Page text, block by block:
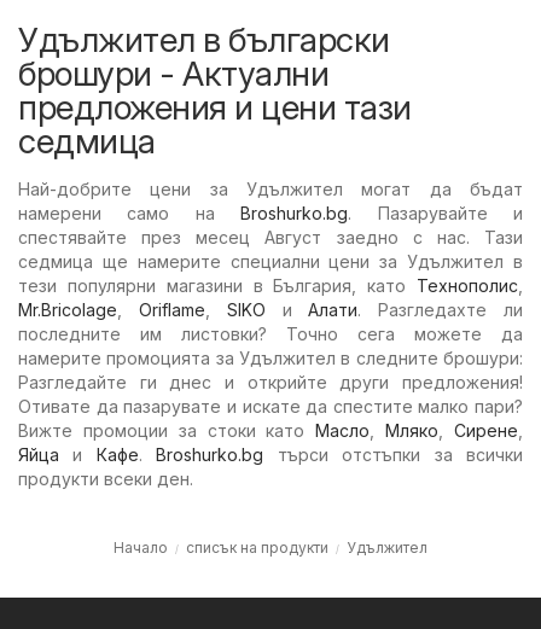
Удължител в български
брошури - Актуални
предложения и цени тази
седмица
Най-добрите цени за Удължител могат да бъдат
намерени само наBroshurko.bg. Пазарувайте и
спестявайте през месец Август заедно с нас. Тази
седмица ще намерите специални цени за Удължител в
тези популярни магазини в България, като Технополис
Mr.Bricolage
Oriflame SIKO иАлати. Разгледахте ли
последните им листовки? Точно сега можете да
намерите промоцията за Удължител в следните брошури:
Разгледайте ги днес и открийте други предложения!
Отивате да пазарувате и искате да спестите малко пари?
Вижте промоции за стоки катоМасло ,Мляко ,Сирене
Яйца и Кафе.Broshurko.bg търси отстъпки за всички
продукти всеки ден.
Начало списък на продукти Удължител